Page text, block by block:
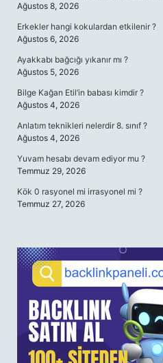
Ağustos 8, 2026
Erkekler hangi kokulardan etkilenir ?
Ağustos 6, 2026
Ayakkabı bağcığı yıkanır mı ?
Ağustos 5, 2026
Bilge Kağan Etil’in babası kimdir ?
Ağustos 4, 2026
Anlatım teknikleri nelerdir 8. sınıf ?
Ağustos 4, 2026
Yuvam hesabı devam ediyor mu ?
Temmuz 29, 2026
Kök 0 rasyonel mi irrasyonel mi ?
Temmuz 27, 2026